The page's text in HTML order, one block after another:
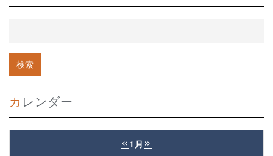
カレンダー
« 1月 »